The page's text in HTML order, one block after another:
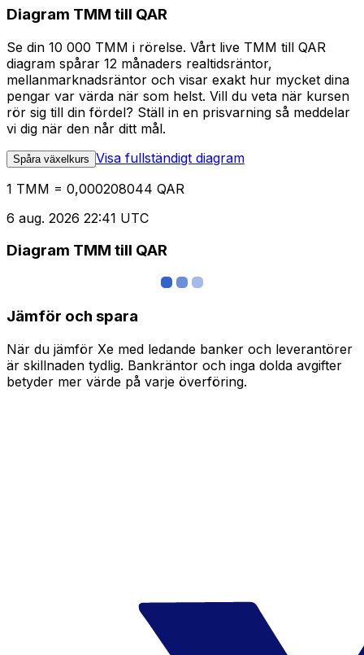
Diagram TMM till QAR
Se din 10 000 TMM i rörelse. Vårt live TMM till QAR
diagram spårar 12 månaders realtidsräntor,
mellanmarknadsräntor och visar exakt hur mycket dina
pengar var värda när som helst. Vill du veta när kursen
rör sig till din fördel? Ställ in en prisvarning så meddelar
vi dig när den når ditt mål.
Spåra växelkurs Visa fullständigt diagram
1 TMM = 0,000208044 QAR
6 aug. 2026 22:41 UTC
Diagram TMM till QAR
Jämför och spara
När du jämför Xe med ledande banker och leverantörer
är skillnaden tydlig. Bankräntor och inga dolda avgifter
betyder mer värde på varje överföring.